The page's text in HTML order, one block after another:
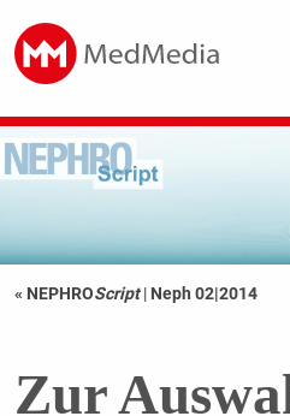
« NEPHROScript | Neph 02|2014
Zur